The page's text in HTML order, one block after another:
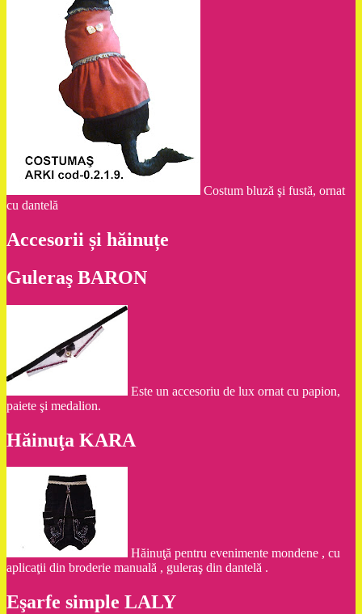
Costum bluză şi fustă, ornat
cu dantelă
Accesorii și hăinuțe
Guleraş BARON
Este un accesoriu de lux ornat cu papion,
paiete şi medalion.
Hăinuţa KARA
Hăinuţă pentru evenimente mondene , cu
aplicaţii din broderie manuală , guleraş din dantelă .
Eşarfe simple LALY